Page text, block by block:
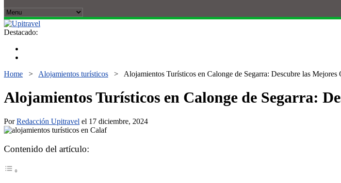
Destacado:
Home > Alojamientos turísticos > Alojamientos Turísticos en Calonge de Segarra: Descubre las Mejores
Alojamientos Turísticos en Calonge de Segarra:
PorRedacción Upitravel el 17 diciembre, 2024
Contenido del artículo: